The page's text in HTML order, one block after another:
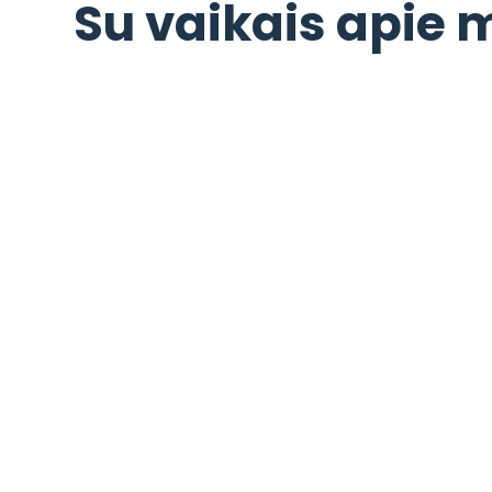
Su vaikais apie